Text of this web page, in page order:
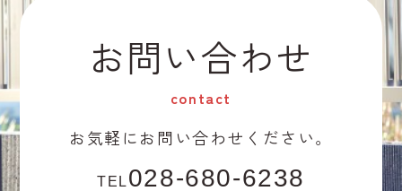
お問い合わせ
contact
お気軽にお問い合わせください。
TEL 028-680-6238